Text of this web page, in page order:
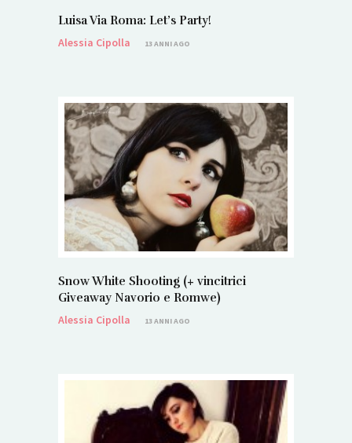
Luisa Via Roma: Let’s Party!
Alessia Cipolla
13 ANNI AGO
Snow White Shooting (+ vincitrici
Giveaway Navorio e Romwe)
Alessia Cipolla
13 ANNI AGO